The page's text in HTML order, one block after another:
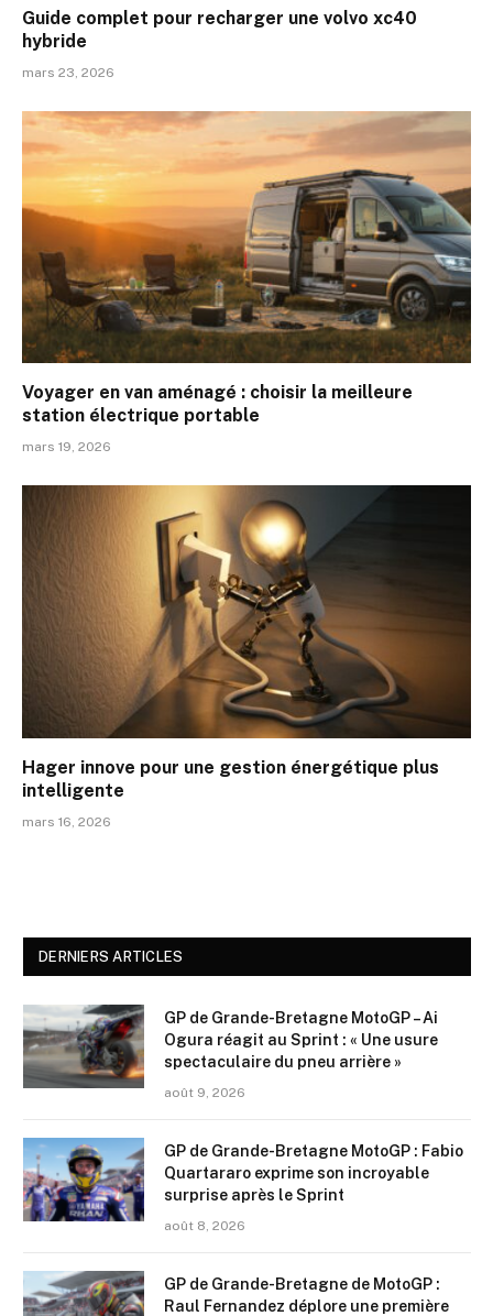
Guide complet pour recharger une volvo xc40
hybride
mars 23, 2026
Voyager en van aménagé : choisir la meilleure
station électrique portable
mars 19, 2026
Hager innove pour une gestion énergétique plus
intelligente
mars 16, 2026
DERNIERS ARTICLES
GP de Grande-Bretagne MotoGP – Ai
Ogura réagit au Sprint : « Une usure
spectaculaire du pneu arrière »
août 9, 2026
GP de Grande-Bretagne MotoGP : Fabio
Quartararo exprime son incroyable
surprise après le Sprint
août 8, 2026
GP de Grande-Bretagne de MotoGP :
Raul Fernandez déplore une première